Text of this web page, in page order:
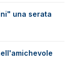
una serata